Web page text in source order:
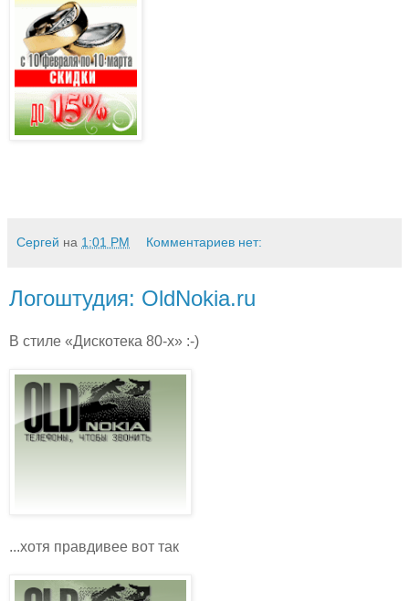
Сергей на 1:01 PM Комментариев нет:
Логоштудия: OldNokia.ru
В стиле «Дискотека 80-х» :-)
...хотя правдивее вот так